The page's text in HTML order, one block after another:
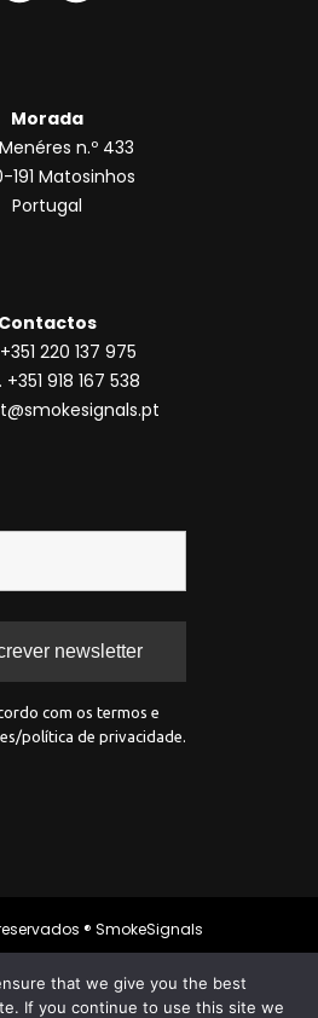
Morada
n.º 433
191 Matosinhos
Portugal
Contactos
220 137 975
918 167 538
com os termos e
política de privacidade.
® SmokeSignals
that we give you the best
If you continue to use this site we